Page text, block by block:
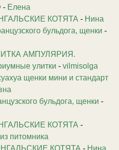
- Елена
КОТЯТА - Нина
бульдога, щенки -
АМПУЛЯРИЯ.
улитки - vilmisolga
щенки мини и стандарт
бульдога, щенки -
КОТЯТА -
питомника
КОТЯТА - Нина